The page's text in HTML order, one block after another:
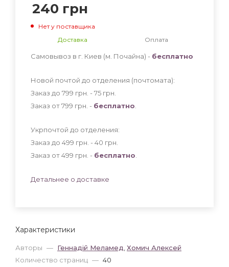
Характеристики
Авторы — Геннадій Меламед Хомич Алексей
Количество страниц — 40
240 грн
Нет у поставщика
Доставка
Оплата
Самовывоз в г. Киев (м. Почайна) - бесплатно
Новой почтой до отделения (почтомата):
Заказ до 799 грн. - 75 грн
Заказ от 799 грн. - бесплатно
Укрпочтой до отделения:
Заказ до 499 грн. - 40 грн
Заказ от 499 грн. - бесплатно
Детальнее о доставке